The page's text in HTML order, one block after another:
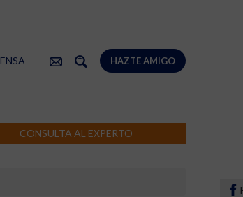
HAZTE AMIGO
CONSULTA AL EXPERTO